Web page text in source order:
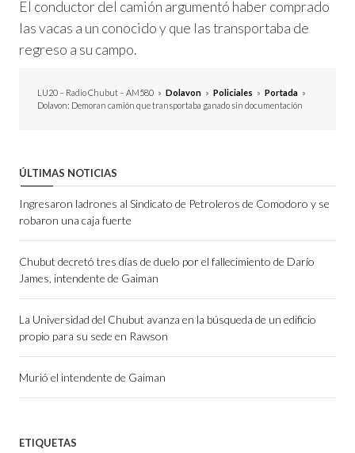
El conductor del camión argumentó haber comprado
las vacas a un conocido y que las transportaba de
regreso a su campo.
LU20 – Radio Chubut – AM580 » Dolavon » Policiales » Portada »
Dolavon: Demoran camión que transportaba ganado sin documentación
ÚLTIMAS NOTICIAS
Ingresaron ladrones al Sindicato de Petroleros de Comodoro y se
robaron una caja fuerte
Chubut decretó tres días de duelo por el fallecimiento de Darío
James, intendente de Gaiman
La Universidad del Chubut avanza en la búsqueda de un edificio
propio para su sede en Rawson
Murió el intendente de Gaiman
ETIQUETAS